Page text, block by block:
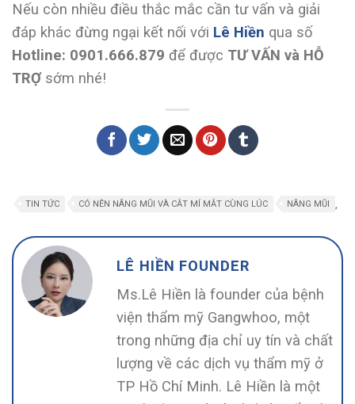
Nếu còn nhiều điều thắc mắc cần tư vấn và giải
đáp khác đừng ngại kết nối với Lê Hiền qua số
Hotline: 0901.666.879 để được TƯ VẤN và HỖ
TRỢ sớm nhé!
TIN TỨC CÓ NÊN NÂNG MŨI VÀ CẮT MÍ MẮT CÙNG LÚC ,
NÂNG MŨI
LÊ HIỀN FOUNDER
Ms.Lê Hiền là founder của bệnh
viện thẩm mỹ Gangwhoo, một
trong những địa chỉ uy tín và chất
lượng về các dịch vụ thẩm mỹ ở
TP Hồ Chí Minh. Lê Hiền là một